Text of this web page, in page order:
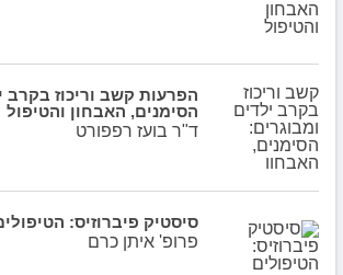
הפרעות קשב וריכוז בקרב
הסימנים, האבחון והטיפול
ד"ר בועז רפפורט
סיסטיק פיברוזיס:
פרופ' איתן כרם